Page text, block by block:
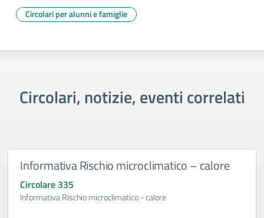
Circolari per alunni e famiglie
Circolari, notizie, eventi correlati
Informativa Rischio microclimatico – calore
Circolare 335
Informativa Rischio microclimatico - calore